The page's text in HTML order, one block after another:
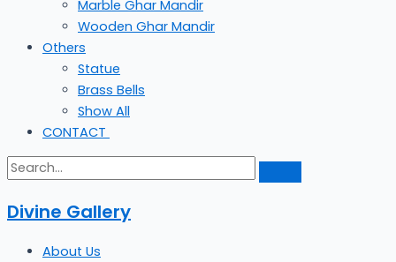
Marble Ghar Mandir
Wooden Ghar Mandir
Others
Statue
Brass Bells
Show All
CONTACT
Divine Gallery
About Us